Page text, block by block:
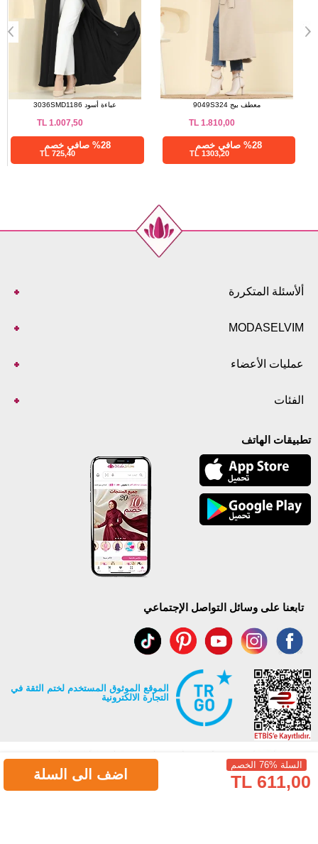
السلة %76 الخصم
611,00 TL اضف الى السلة
معطف بيج 9049S324
1.810,00
TL
%28 صافي خصم
1303,20 TL
طقم بني 1209MT581
712,50
TL
%28 صافي خصم
513,01 TL
ألأسئلة المتكررة
MODASELVIM
عمليات الأعضاء
الفئات
تطبيقات الهاتف
تابعنا على وسائل التواصل الإجتماعي
الموقع الموثوق المستخدم لختم الثقة في
التجارة الالكترونية
جميع حقوق Modaselvim محفوظة ©2026